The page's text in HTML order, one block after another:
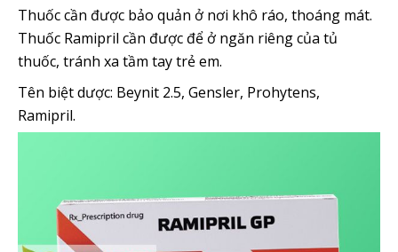
Thuốc cần được bảo quản ở nơi khô ráo, thoáng mát.
Thuốc Ramipril cần được để ở ngăn riêng của tủ
thuốc, tránh xa tầm tay trẻ em.
Tên biệt dược: Beynit 2.5, Gensler, Prohytens,
Ramipril.